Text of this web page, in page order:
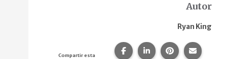
Autor
Ryan King
Compartir esta
Compartir esta página en
Compartir esta
Compartir